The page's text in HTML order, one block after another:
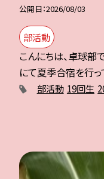
公開日 2026/08/03
部活動
こんにちは、卓球部
にて夏季合宿を行っ
部活動 19回生